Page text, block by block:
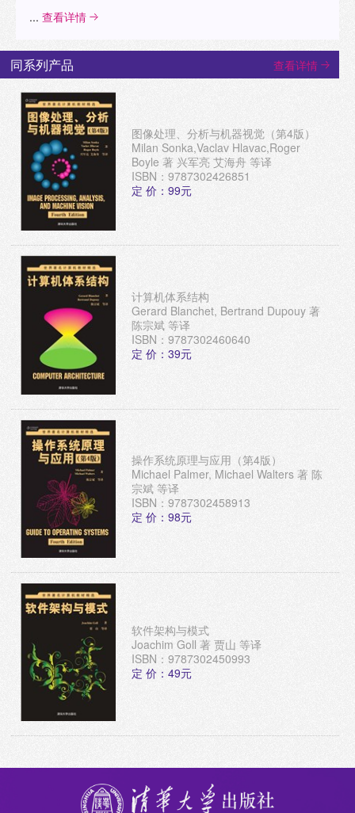
... 查看详情
同系列产品 查看详情
图像处理、分析与机器视觉（第4版）
Milan Sonka,Vaclav Hlavac,Roger
Boyle 著 兴军亮 艾海舟 等译
ISBN：9787302426851
定 价：99元
计算机体系结构
Gerard Blanchet, Bertrand Dupouy 著
陈宗斌 等译
ISBN：9787302460640
定 价：39元
操作系统原理与应用（第4版）
Michael Palmer, Michael Walters 著 陈
宗斌 等译
ISBN：9787302458913
定 价：98元
软件架构与模式
Joachim Goll 著 贾山 等译
ISBN：9787302450993
定 价：49元